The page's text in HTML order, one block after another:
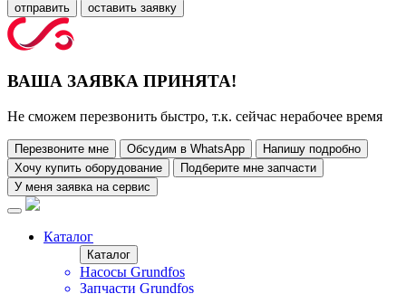
отправить оставить заявку
ВАША ЗАЯВКА ПРИНЯТА!
Не сможем перезвонить быстро, т.к. сейчас нерабочее время
Перезвоните мне Обсудим в WhatsApp
Напишу подробно
Хочу купить оборудование
Подберите мне запчасти
У меня заявка на сервис
Каталог
Каталог
Насосы Grundfos
Запчасти Grundfos